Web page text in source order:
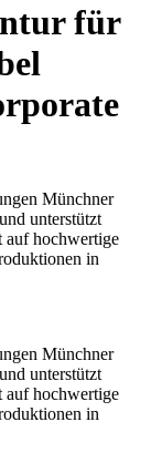
für
Münchner
unterstützt
auf hochwertige
in
Münchner
unterstützt
auf hochwertige
in